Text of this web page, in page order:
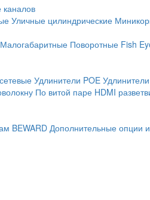
Уличные цилиндрические
Малогабаритные Поворотные Fish
Удлинители POE
По витой паре HDMI
BEWARD Дополнительные опции